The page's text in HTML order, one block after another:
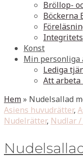
Bröllop-
Böckerna
Konst
Min personliga
Lediga
Att arbeta
Hem» Nudelsallad
Asiens huvudrätter,
Nudelrätter, Nudlar